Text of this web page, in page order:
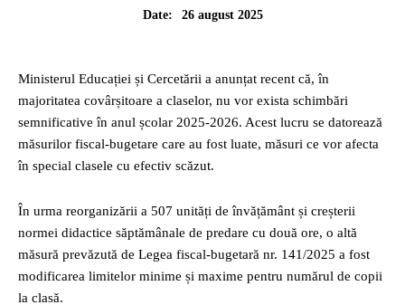
Date:
26 august 2025
Ministerul Educației și Cercetării a anunțat recent că, în
majoritatea covârșitoare a claselor, nu vor exista schimbări
semnificative în anul școlar 2025-2026. Acest lucru se datorează
măsurilor fiscal-bugetare care au fost luate, măsuri ce vor afecta
în special clasele cu efectiv scăzut.
În urma reorganizării a 507 unități de învățământ și creșterii
normei didactice săptămânale de predare cu două ore, o altă
măsură prevăzută de Legea fiscal-bugetară nr. 141/2025 a fost
modificarea limitelor minime și maxime pentru numărul de copii
la clasă.